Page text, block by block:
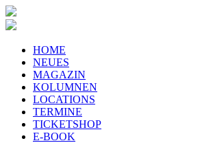
HOME
NEUES
MAGAZIN
KOLUMNEN
LOCATIONS
TERMINE
TICKETSHOP
E-BOOK